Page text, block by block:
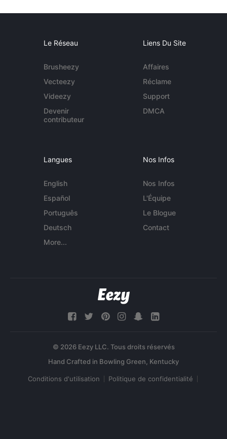
Le Réseau
Brusheezy
Vecteezy
Videezy
Devenir
contributeur
Liens Du Site
Affaires
Réclame
Support
DMCA
Langues
English
Español
Português
Deutsch
More...
Nos Infos
Nos Infos
L'Équipe
Le Blogue
Contact
© 2026 Eezy LLC. Tous droits réservés
Conditions d'utilisation Politique de confidentialité